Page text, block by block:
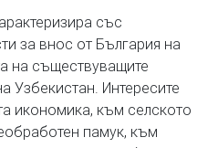
със
за внос от България на
на съществуващите
Узбекистан. Интересите
икономика, към селското
памук, към